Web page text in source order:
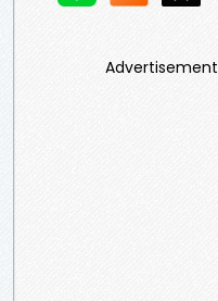
Advertisement